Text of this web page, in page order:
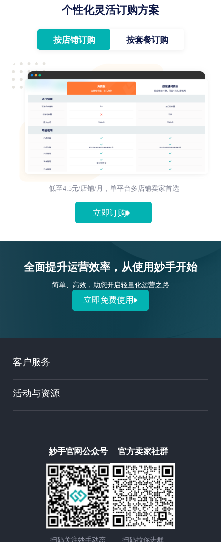
个性化灵活订购方案
按店铺订购 按套餐订购
低至4.5元/店铺/月，单平台多店铺卖家首选
立即订购
全面提升运营效率，从使用妙手开始
简单、高效，助您开启轻量化运营之路
立即免费使用
客户服务
活动与资源
妙手官网公众号
扫码关注妙手动态
官方卖家社群
扫码拉你进群